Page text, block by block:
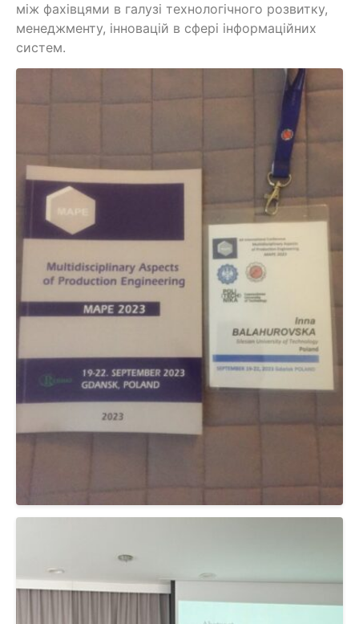
між фахівцями в галузі технологічного розвитку,
менеджменту, інновацій в сфері інформаційних
систем.